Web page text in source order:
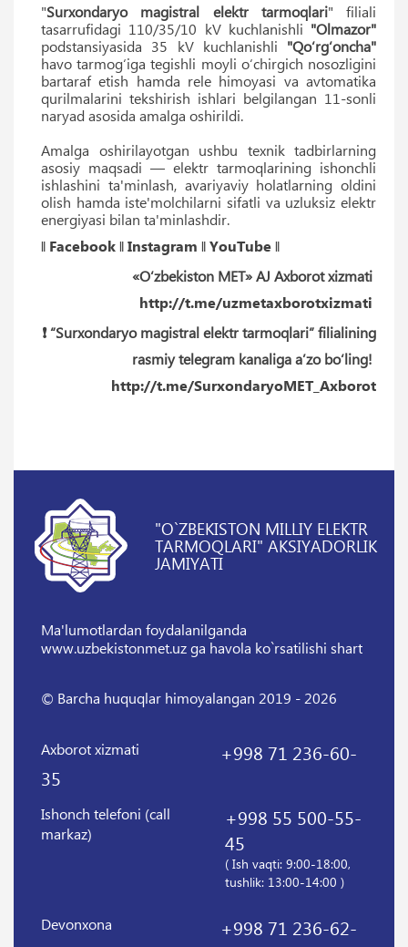
"Surxondaryo magistral elektr tarmoqlari" filiali
tasarrufidagi 110/35/10 kV kuchlanishli "Olmazor"
podstansiyasida 35 kV kuchlanishli "Qo‘rg‘oncha"
havo tarmog‘iga tegishli moyli o‘chirgich nosozligini
bartaraf etish hamda rele himoyasi va avtomatika
qurilmalarini tekshirish ishlari belgilangan 11-sonli
naryad asosida amalga oshirildi.
Amalga oshirilayotgan ushbu texnik tadbirlarning
asosiy maqsadi — elektr tarmoqlarining ishonchli
ishlashini ta'minlash, avariyaviy holatlarning oldini
olish hamda iste'molchilarni sifatli va uzluksiz elektr
energiyasi bilan ta'minlashdir.
‖ Facebook‖Instagram ‖YouTube‖
«O‘zbekiston MET» AJ Axborot xizmati
http://t.me/uzmetaxborotxizmati
❗️ “Surxondaryo magistral elektr tarmoqlari” filialining
rasmiy telegram kanaliga a’zo bo‘ling!
http://t.me/SurxondaryoMET_Axborot
"O`ZBEKISTON MILLIY ELEKTR
TARMOQLARI" AKSIYADORLIK
JAMIYATI
Ma'lumotlardan foydalanilganda
www.uzbekistonmet.uz ga havola ko`rsatilishi shart
© Barcha huquqlar himoyalangan 2019 - 2026
Axborot xizmati
+998 71 236-60-
35
Ishonch telefoni (call
markaz)
+998 55 500-55-
45
( Ish vaqti: 9:00-18:00,
tushlik: 13:00-14:00 )
Devonxona
+998 71 236-62-